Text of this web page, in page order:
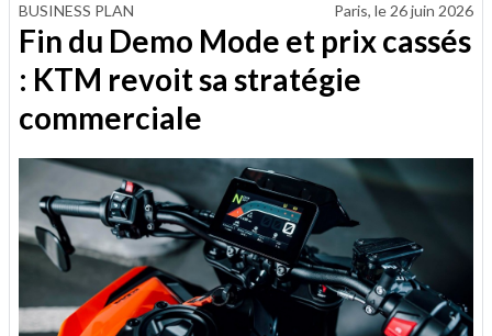
BUSINESS PLAN Paris, le 26 juin 2026
Fin du Demo Mode et prix cassés
: KTM revoit sa stratégie
commerciale